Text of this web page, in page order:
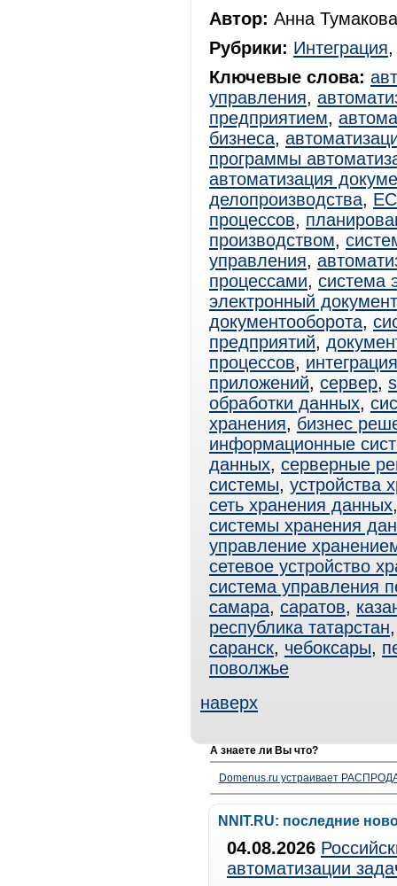
Автор: Анна
Рубрики: Интеграция
Ключевые слова:
управления,
предприятием,
бизнеса,
программы
автоматизация
делопроизводства,
процессов,
производством,
управления,
процессами, система
электронный
документооборота,
предприятий,
процессов, интеграция
приложений, сервер,
обработки данных,
хранения, бизнес
информационные
данных, серверные
системы, устройства
сеть хранения данных
системы хранения
управление
сетевое устройство
система управления
самара, саратов,
республика татарстан
саранск, чебоксары,
поволжье
наверх
А знаете ли Вы что?
Domenus.ru устраивает
NNIT.RU: последние
04.08.2026
автоматизации